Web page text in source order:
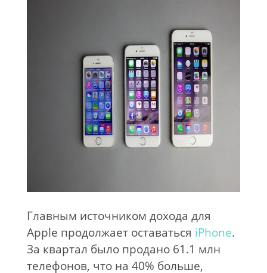
Главным источником дохода для
Apple продолжает оставаться iPhone.
За квартал было продано 61.1 млн
телефонов, что на 40% больше,